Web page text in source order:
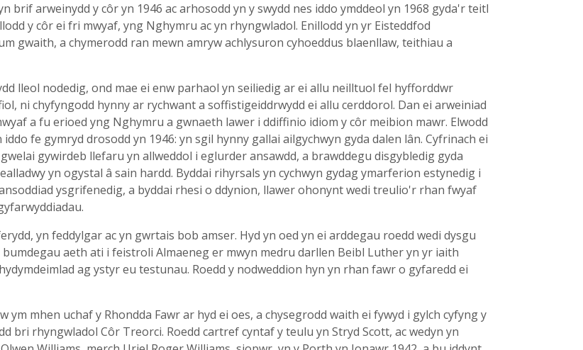
arweinydd y côr yn 1946 ac arhosodd yn y swydd nes iddo ymddeol yn 1968 gyda'r teitl
y côr ei fri mwyaf, yng Nghymru ac yn rhyngwladol. Enillodd yn yr Eisteddfod
gwaith, a chymerodd ran mewn amryw achlysuron cyhoeddus blaenllaw, teithiau a
lleol nodedig, ond mae ei enw parhaol yn seiliedig ar ei allu neilltuol fel hyfforddwr
ni chyfyngodd hynny ar rychwant a soffistigeiddrwydd ei allu cerddorol. Dan ei arweiniad
a fu erioed yng Nghymru a gwnaeth lawer i ddiffinio idiom y côr meibion mawr. Elwodd
fe gymryd drosodd yn 1946: yn sgil hynny gallai ailgychwyn gyda dalen lân. Cyfrinach ei
gywirdeb llefaru yn allweddol i eglurder ansawdd, a brawddegu disgybledig gyda
yn ogystal â sain hardd. Byddai rihyrsals yn cychwyn gydag ymarferion estynedig i
ysgrifenedig, a byddai rhesi o ddynion, llawer ohonynt wedi treulio'r rhan fwyaf
yn feddylgar ac yn gwrtais bob amser. Hyd yn oed yn ei arddegau roedd wedi dysgu
aeth ati i feistroli Almaeneg er mwyn medru darllen Beibl Luther yn yr iaith
ag ystyr eu testunau. Roedd y nodweddion hyn yn rhan fawr o gyfaredd ei
mhen uchaf y Rhondda Fawr ar hyd ei oes, a chysegrodd waith ei fywyd i gylch cyfyng y
bri rhyngwladol Côr Treorci. Roedd cartref cyntaf y teulu yn Stryd Scott, ac wedyn yn